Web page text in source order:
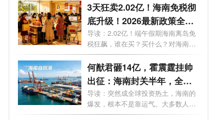
3天狂卖2.02亿！海南免税彻
底升级！2026最新政策全解
析，谁能买、怎么买、利好
谁？
导读：2.02亿！端午假期海南离岛免
税狂飙，谁在买？买什么？对海南意
味着...
何猷君砸14亿，霍震霆挂帅
出征：海南封关半年，全球
资本到底在抢什么？
导读：突然成全球投资热土，海南的
爆发，根本不是靠运气。大多数人还
在问...